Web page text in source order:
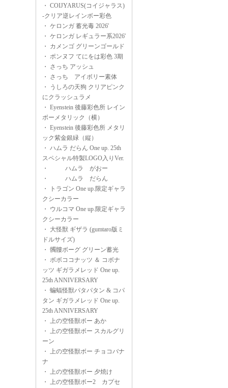
・ COIJYARUS(コイジャラス)
-クリア逆レインボー彩色
・ ケロンガ 蓄光毒 2026'
・ ケロンガ レギュラー系2026'
・ カメンゴ グリーンゴールド
・ ポンヌフ てにをは彩色 3期
・ さっち アッシュ
・ さっち アイボリー素体
・
うしろの天狗 クリアピンク
にクラッシュラメ
・ Eyenstein 後藤彩色所 レイン
ボーメタリック（横）
・ Eyenstein 後藤彩色所 メタリ
ック紫金銀緑（縦）
・ ハムラ だらん One up. 25th
スペシャル特製LOGO入りVer.
・
ハムラ がおー
・
ハムラ だらん
・
トラゴン One up.限定ギャラ
クシーカラー
・ ウルコマ One up.限定ギャラ
クシーカラー
・ 大怪獣 ギザラ (gumtaro版ミ
ドルサイズ)
・ 髑髏ボーグ グリーン蓄光
・ ボボココナッツ ＆ コボナ
ッツ ギガラメレッド One up.
25th ANNIVERSARY
・ 蝙蝠怪獣パタパタン & コパ
タン ギガラメレッド One up.
25th ANNIVERSARY
・ 上の空怪獣ボー あか
・ 上の空怪獣ボー スカルグリ
ーン
・ 上の空怪獣ボー チョコバナ
ナ
・ 上の空怪獣ボー 夕焼け
・ 上の空怪獣ボー2 カプセ